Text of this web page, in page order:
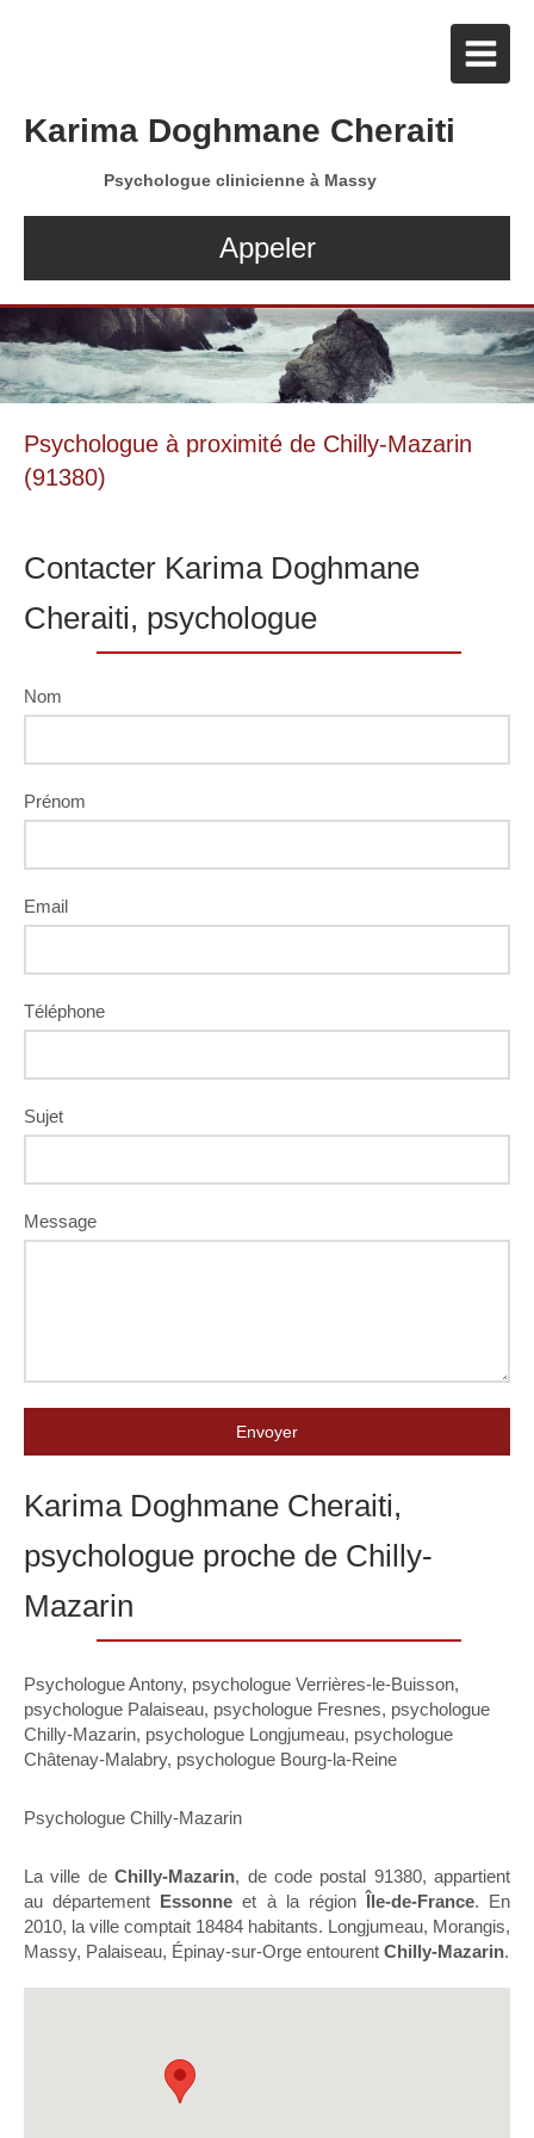
Karima Doghmane Cheraiti
Psychologue clinicienne à Massy
Appeler
Psychologue à proximité de Chilly-Mazarin
(91380)
Contacter Karima Doghmane
Cheraiti, psychologue
Nom
Prénom
Email
Téléphone
Sujet
Message
Envoyer
Karima Doghmane Cheraiti,
psychologue proche de Chilly-
Mazarin
Psychologue Antony, psychologue Verrières-le-Buisson,
psychologue Palaiseau, psychologue Fresnes, psychologue
Chilly-Mazarin, psychologue Longjumeau, psychologue
Châtenay-Malabry, psychologue Bourg-la-Reine
Psychologue Chilly-Mazarin
La ville deChilly-Mazarin, de code postal 91380, appartient
au département Essonne et à la région Île-de-France. En
2010, la ville comptait 18484 habitants. Longjumeau, Morangis,
Massy, Palaiseau, Épinay-sur-Orge entourent Chilly-Mazarin.